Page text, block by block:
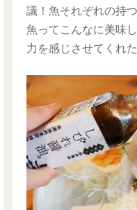
議！魚それぞれの持
魚ってこんなに美味
力を感じさせてくれ